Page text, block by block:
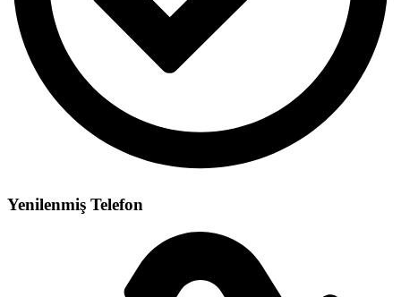
Yenilenmiş Telefon